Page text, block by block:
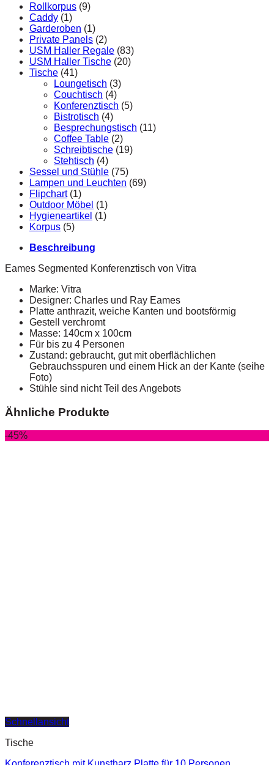
Rollkorpus (9)
Caddy (1)
Garderoben (1)
Private Panels (2)
USM Haller Regale (83)
USM Haller Tische (20)
Tische (41)
Loungetisch (3)
Couchtisch (4)
Konferenztisch (5)
Bistrotisch (4)
Besprechungstisch (11)
Coffee Table (2)
Schreibtische (19)
Stehtisch (4)
Sessel und Stühle (75)
Lampen und Leuchten (69)
Flipchart (1)
Outdoor Möbel (1)
Hygieneartikel (1)
Korpus (5)
Beschreibung
Eames Segmented Konferenztisch von Vitra
Marke: Vitra
Designer: Charles und Ray Eames
Platte anthrazit, weiche Kanten und bootsförmig
Gestell verchromt
Masse: 140cm x 100cm
Für bis zu 4 Personen
Zustand: gebraucht, gut mit oberflächlichen
Gebrauchsspuren und einem Hick an der Kante (seihe
Foto)
Stühle sind nicht Teil des Angebots
Ähnliche Produkte
-45%
Schnellansicht
Tische